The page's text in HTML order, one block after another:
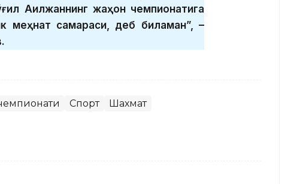
Ақилжаннинг жаҳон чемпионатига
меҳнат самараси, деб биламан”, –
Спорт Шахмат